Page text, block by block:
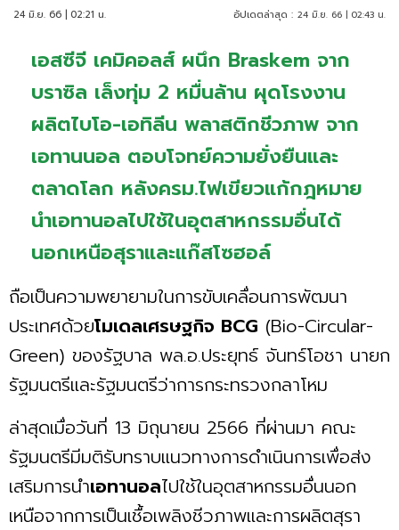
24 มิ.ย. 66 | 02:21 น. อัปเดตล่าสุด : 24 มิ.ย. 66 | 02:43 น.
เอสซีจี เคมิคอลส์ ผนึก Braskem จาก
บราซิล เล็งทุ่ม 2 หมื่นล้าน ผุดโรงงาน
ผลิตไบโอ-เอทิลีน พลาสติกชีวภาพ จาก
เอทานนอล ตอบโจทย์ความยั่งยืนและ
ตลาดโลก หลังครม.ไฟเขียวแก้กฎหมาย
นำเอทานอลไปใช้ในอุตสาหกรรมอื่นได้
นอกเหนือสุราและแก๊สโซฮอล์
ถือเป็นความพยายามในการขับเคลื่อนการพัฒนา
ประเทศด้วยโมเดลเศรษฐกิจ BCG (Bio-Circular-
Green) ของรัฐบาล พล.อ.ประยุทธ์ จันทร์โอชา นายก
รัฐมนตรีและรัฐมนตรีว่าการกระทรวงกลาโหม
ล่าสุดเมื่อวันที่ 13 มิถุนายน 2566 ที่ผ่านมา คณะ
รัฐมนตรีมีมติรับทราบแนวทางการดำเนินการเพื่อส่ง
เสริมการนำเอทานอลไปใช้ในอุตสาหกรรมอื่นนอก
เหนือจากการเป็นเชื้อเพลิงชีวภาพและการผลิตสุรา